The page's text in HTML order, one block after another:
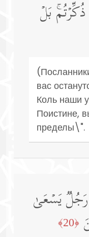
ذُكِّرۡتُمۚ بَلۡ
вас
Коль наши
Поистине,
пределы\".
رَجُلࣱ یَسۡعَىٰ
﴿20﴾